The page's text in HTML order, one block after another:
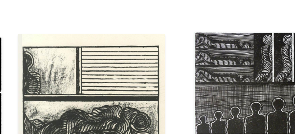
di xilografia 1969-2019. a cura di